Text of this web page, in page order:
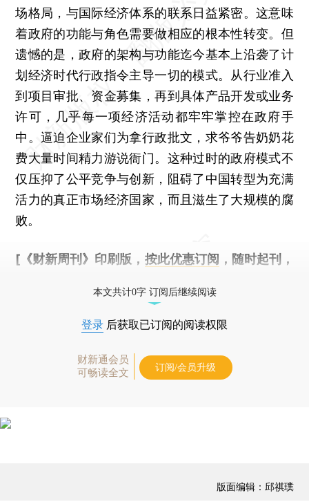
场格局，与国际经济体系的联系日益紧密。这意味
着政府的功能与角色需要做相应的根本性转变。但
遗憾的是，政府的架构与功能迄今基本上沿袭了计
划经济时代行政指令主导一切的模式。从行业准入
到项目审批、资金募集，再到具体产品开发或业务
许可，几乎每一项经济活动都牢牢掌控在政府手
中。逼迫企业家们为拿行政批文，求爷爷告奶奶花
费大量时间精力游说衙门。这种过时的政府模式不
仅压抑了公平竞争与创新，阻碍了中国转型为充满
活力的真正市场经济国家，而且滋生了大规模的腐
败。
[《财新周刊》印刷版， 按此优惠订阅 ，随时起刊，
本文共计0字 订阅后继续阅读
登录 后获取已订阅的阅读权限
财新通会员
可畅读全文
订阅/会员升级
版面编辑：邱祺璞